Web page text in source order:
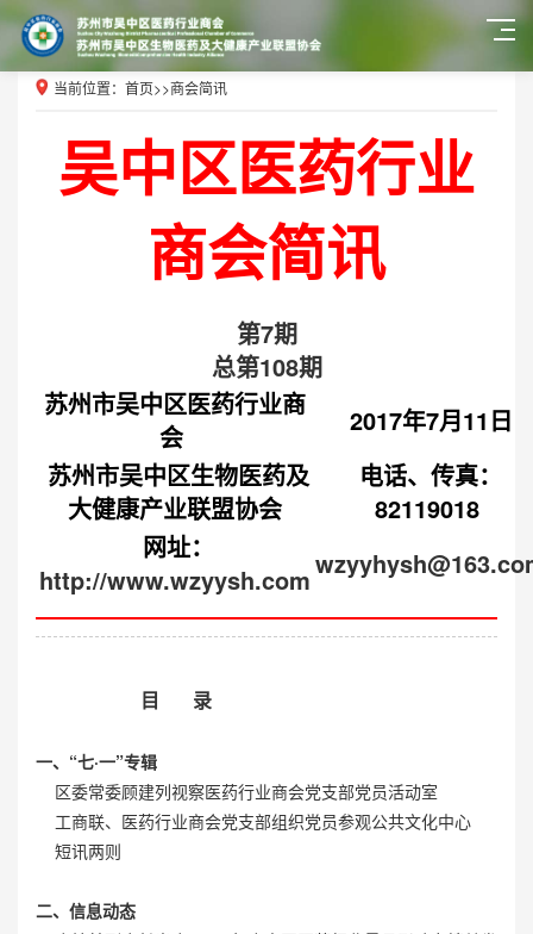
当前位置： 首页>>商会简讯
吴中区医药行业
商会简讯
第7期
总第108期
苏州市吴中区医药行业商
会
2017年7月11日
苏州市吴中区生物医药及
大健康产业联盟协会
电话、传真：
82119018
网址：
http://www.wzyysh.com
目 录
一、“七·一”专辑
区委常委顾建列视察医药行业商会党支部党员活动室
工商联、医药行业商会党支部组织党员参观公共文化中心
短讯两则
二、信息动态